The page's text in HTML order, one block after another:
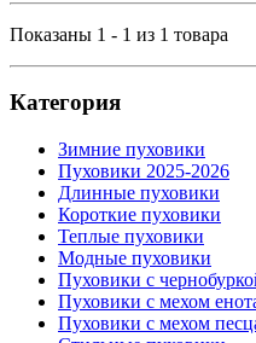
Показаны 1 - 1 из 1 товара
Категория
Зимние пуховики
Пуховики 2025-2026
Длинные пуховики
Короткие пуховики
Теплые пуховики
Модные пуховики
Пуховики с
Пуховики с мехом
Пуховики с мехом